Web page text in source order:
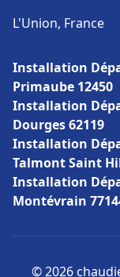
L'Union, France
Installation
Primaube 12450
Installation
Dourges 62119
Installation
Talmont Saint
Installation
Montévrain
© 2026